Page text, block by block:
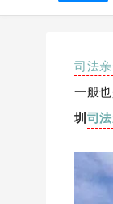
司法
一般
圳司